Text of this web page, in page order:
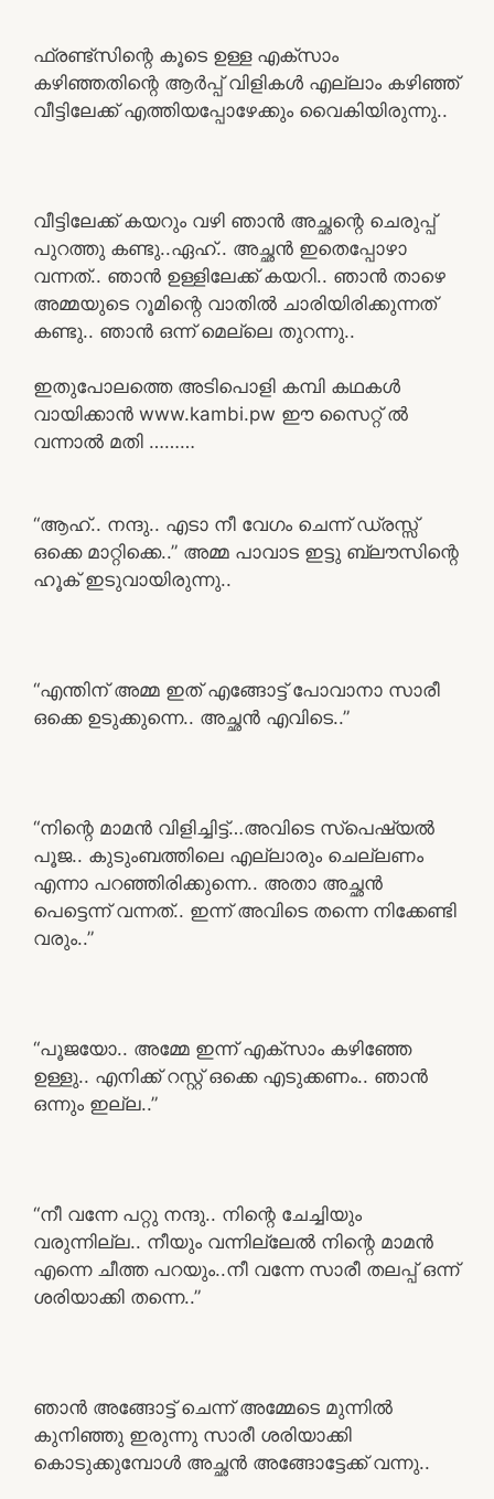
ഫ്രണ്ട്സിന്റെ കൂടെ ഉള്ള എക്സാം
കഴിഞ്ഞതിന്റെ ആർപ്പ് വിളികൾ എല്ലാം കഴിഞ്ഞ്
വീട്ടിലേക്ക് എത്തിയപ്പോഴേക്കും വൈകിയിരുന്നു..
വീട്ടിലേക്ക് കയറും വഴി ഞാൻ അച്ഛന്റെ ചെരുപ്പ്
പുറത്തു കണ്ടു..ഏഹ്.. അച്ഛൻ ഇതെപ്പോഴാ
വന്നത്.. ഞാൻ ഉള്ളിലേക്ക് കയറി.. ഞാൻ താഴെ
അമ്മയുടെ റൂമിന്റെ വാതിൽ ചാരിയിരിക്കുന്നത്
കണ്ടു.. ഞാൻ ഒന്ന് മെല്ലെ തുറന്നു..
ഇതുപോലത്തെ അടിപൊളി കമ്പി കഥകൾ
വായിക്കാൻ www.kambi.pw ഈ സൈറ്റ് ൽ
വന്നാൽ മതി ………
“ആഹ്.. നന്ദു.. എടാ നീ വേഗം ചെന്ന് ഡ്രസ്സ്‌
ഒക്കെ മാറ്റിക്കെ..” അമ്മ പാവാട ഇട്ടു ബ്ലൗസിന്റെ
ഹൂക് ഇടുവായിരുന്നു..
“എന്തിന് അമ്മ ഇത് എങ്ങോട്ട് പോവാനാ സാരീ
ഒക്കെ ഉടുക്കുന്നെ.. അച്ഛൻ എവിടെ..”
“നിന്റെ മാമൻ വിളിച്ചിട്ട്…അവിടെ സ്പെഷ്യൽ
പൂജ.. കുടുംബത്തിലെ എല്ലാരും ചെല്ലണം
എന്നാ പറഞ്ഞിരിക്കുന്നെ.. അതാ അച്ഛൻ
പെട്ടെന്ന് വന്നത്.. ഇന്ന് അവിടെ തന്നെ നിക്കേണ്ടി
വരും..”
“പൂജയോ.. അമ്മേ ഇന്ന് എക്സാം കഴിഞ്ഞേ
ഉള്ളു.. എനിക്ക് റസ്റ്റ്‌ ഒക്കെ എടുക്കണം.. ഞാൻ
ഒന്നും ഇല്ല..”
“നീ വന്നേ പറ്റു നന്ദു.. നിന്റെ ചേച്ചിയും
വരുന്നില്ല.. നീയും വന്നില്ലേൽ നിന്റെ മാമൻ
എന്നെ ചീത്ത പറയും..നീ വന്നേ സാരീ തലപ്പ് ഒന്ന്
ശരിയാക്കി തന്നെ..”
ഞാൻ അങ്ങോട്ട്‌ ചെന്ന് അമ്മേടെ മുന്നിൽ
കുനിഞ്ഞു ഇരുന്നു സാരീ ശരിയാക്കി
കൊടുക്കുമ്പോൾ അച്ഛൻ അങ്ങോട്ടേക്ക് വന്നു..